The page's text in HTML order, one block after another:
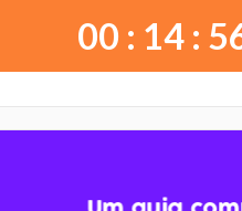
00 : 14: